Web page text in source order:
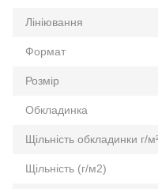
Лініювання
Формат
Розмір
Обкладинка
Щільність обкладинки г/
Щільність (г/м2)